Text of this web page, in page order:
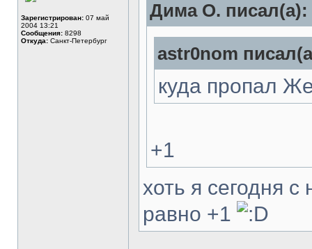
Зарегистрирован: 07 май
2004 13:21
Сообщения: 8298
Откуда: Санкт-Петербург
Дима О. писал(а):
astr0nom
куда пропал
+1
хоть я сегодня
равно +1